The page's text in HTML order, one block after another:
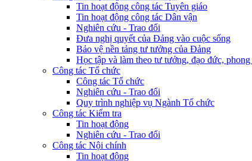
Tin hoạt động công tác Tuyên giáo
Tin hoạt động công tác Dân vận
Nghiên cứu - Trao đổi
Đưa nghị quyết của Đảng vào cuộc sống
Bảo vệ nền tảng tư tưởng của Đảng
Học tập và làm theo tư tưởng, đạo đức,
Công tác Tổ chức
Công tác Tổ chức
Nghiên cứu - Trao đổi
Quy trình nghiệp vụ Ngành Tổ chức
Công tác Kiểm tra
Tin hoạt động
Nghiên cứu - Trao đổi
Công tác Nội chính
Tin hoạt động